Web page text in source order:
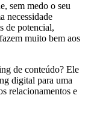
sem medo o seu
necessidade
de potencial,
muito bem aos
de conteúdo? Ele
digital para uma
relacionamentos e